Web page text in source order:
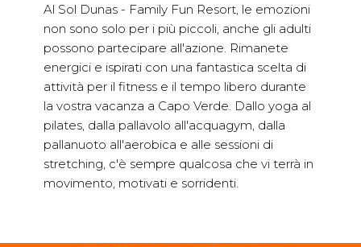
Al Sol Dunas - Family Fun Resort, le emozioni
non sono solo per i più piccoli, anche gli adulti
possono partecipare all'azione. Rimanete
energici e ispirati con una fantastica scelta di
attività per il fitness e il tempo libero durante
la vostra vacanza a Capo Verde. Dallo yoga al
pilates, dalla pallavolo all'acquagym, dalla
pallanuoto all'aerobica e alle sessioni di
stretching, c'è sempre qualcosa che vi terrà in
movimento, motivati e sorridenti.